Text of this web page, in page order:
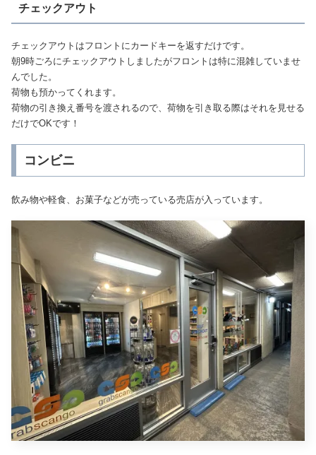
チェックアウト
チェックアウトはフロントにカードキーを返すだけです。
朝9時ごろにチェックアウトしましたがフロントは特に混雑していませ
んでした。
荷物も預かってくれます。
荷物の引き換え番号を渡されるので、荷物を引き取る際はそれを見せる
だけでOKです！
コンビニ
飲み物や軽食、お菓子などが売っている売店が入っています。